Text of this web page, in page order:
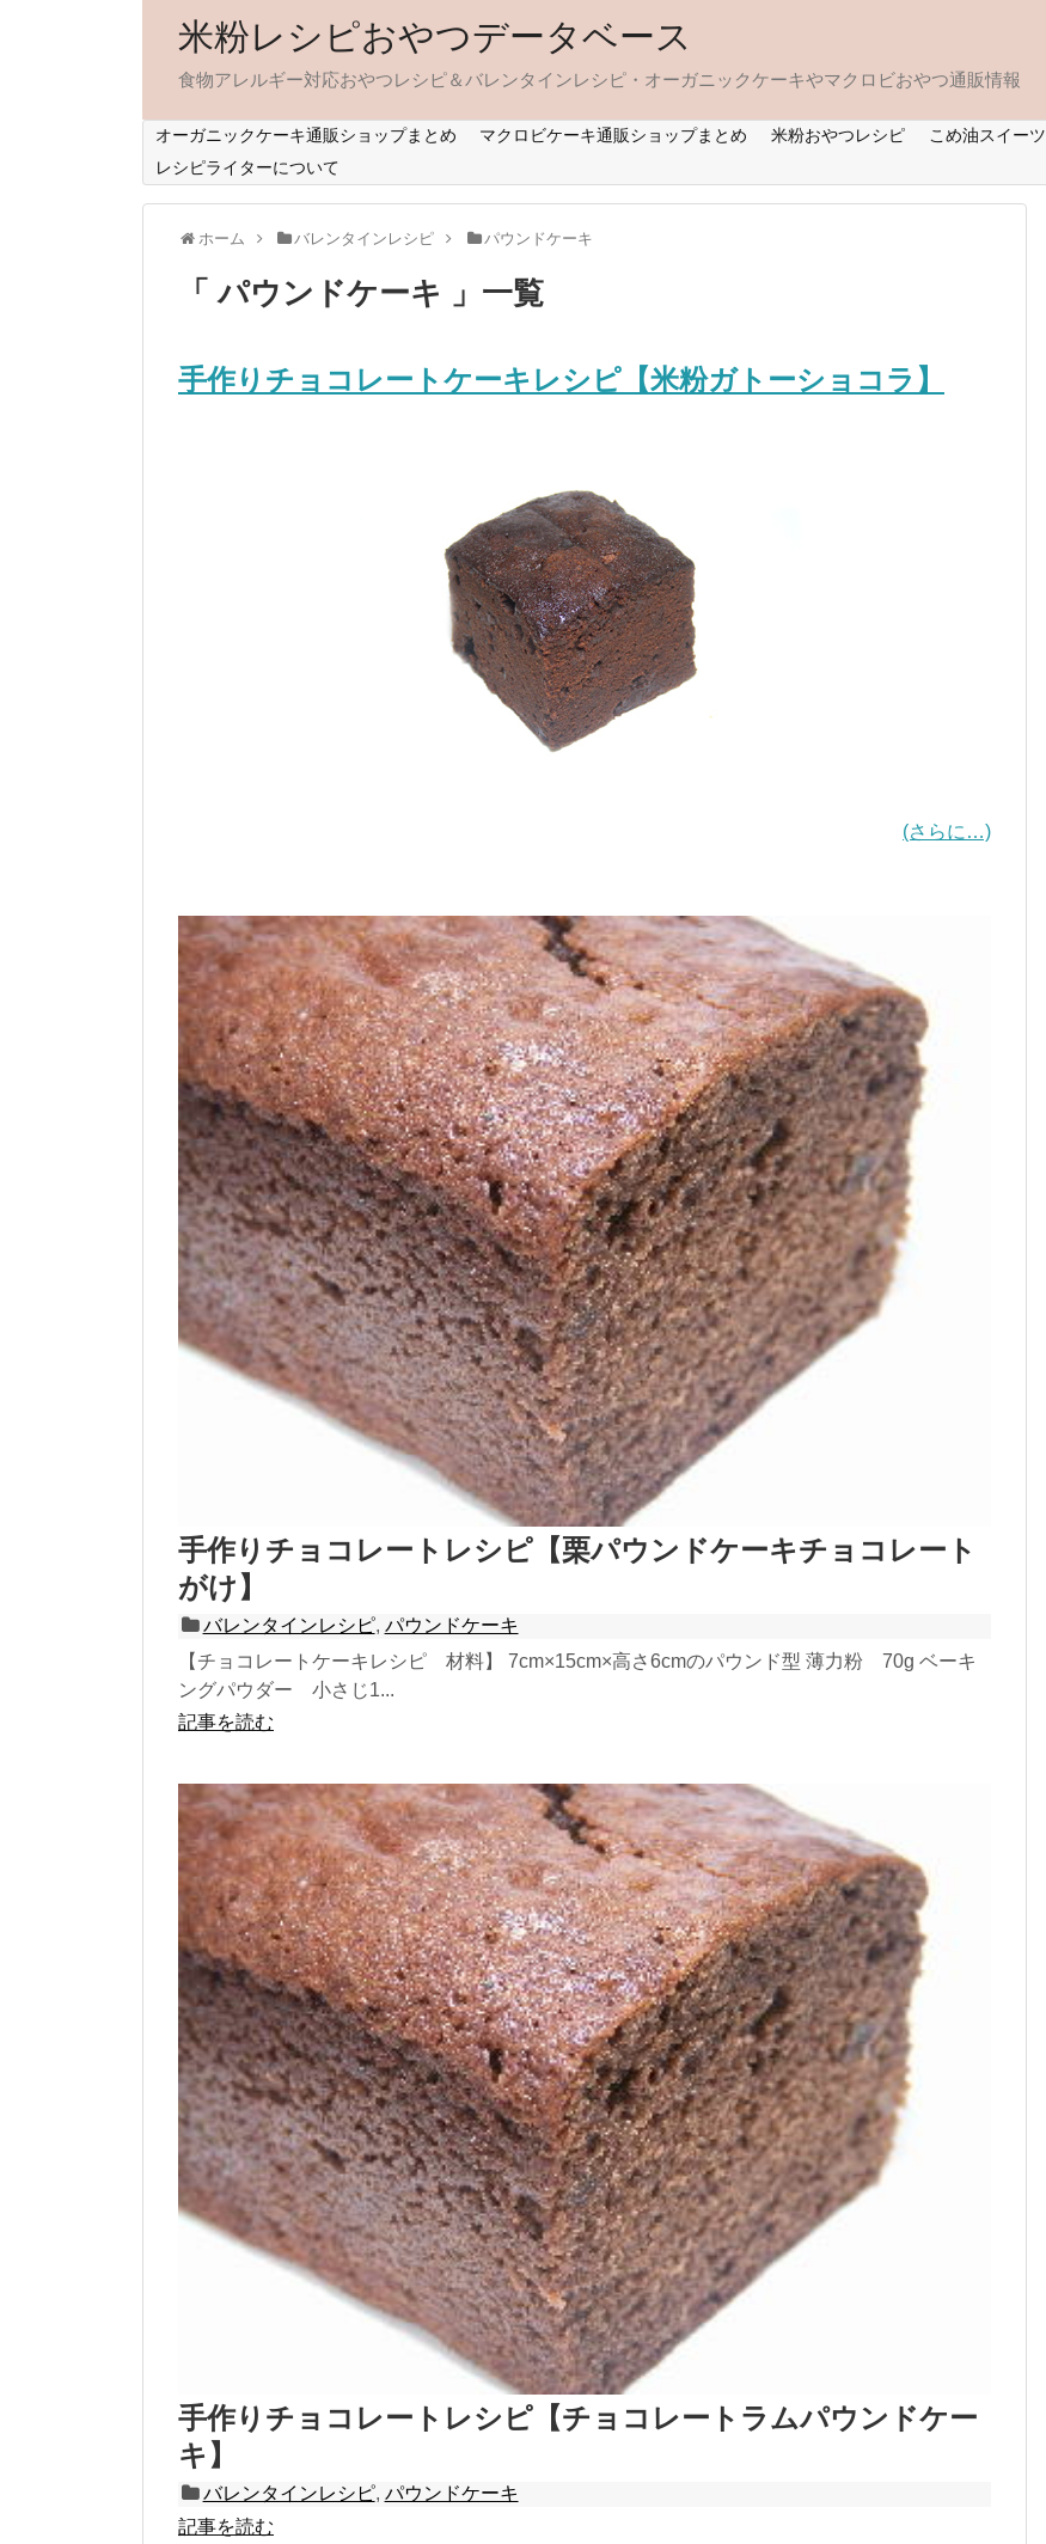
米粉レシピおやつデータベース
食物アレルギー対応おやつレシピ＆バレンタインレシピ・オーガニックケーキやマクロビおやつ通販情報
オーガニックケーキ通販ショップまとめ マクロビケーキ通販ショップまとめ 米粉おやつレシピ こめ油スイー
レシピライターについて
ホーム バレンタインレシピ パウンドケーキ
「 パウンドケーキ 」一覧
手作りチョコレートケーキレシピ【米粉ガトーショコラ】
(さらに…)
手作りチョコレートレシピ【栗パウンドケーキチョコレート
がけ】
バレンタインレシピ, パウンドケーキ
【チョコレートケーキレシピ 材料】 7cm×15cm×高さ6cmのパウンド型 薄力粉 70g ベーキ
ングパウダー 小さじ1...
記事を読む
手作りチョコレートレシピ【チョコレートラムパウンドケー
キ】
バレンタインレシピ, パウンドケーキ
記事を読む